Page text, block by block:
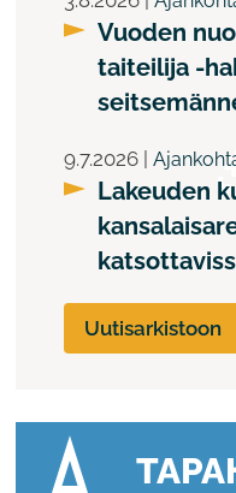
Vuoden
taiteilija -
9.7.2026 |
Lakeuden
Uutisarkistoon